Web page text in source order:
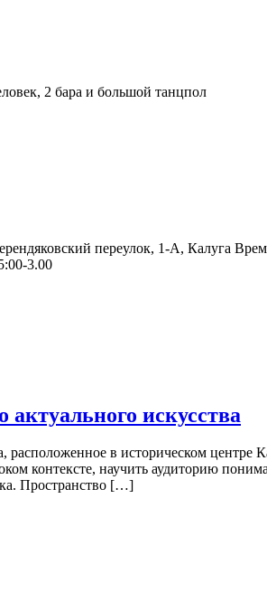
2 бара и большой танцпол
переулок, 1-А, Калуга
3.00
искусства
расположенное в историческом
контексте, научить аудиторию
Пространство […]